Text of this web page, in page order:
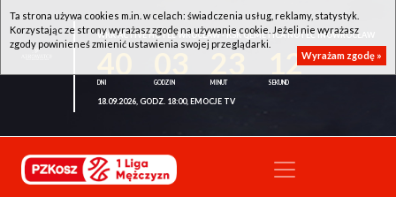
WKK ACTIVE HOTEL WROCŁAW - KSK QEMETICA NOTEĆ INOWROCŁAW
12
18.09.2026, GODZ. 18:00, EMOCJE TV
Ta strona używa cookies m.in. w celach: świadczenia usług, reklamy, statystyk.
Korzystając ze strony wyrażasz zgodę na używanie cookie. Jeżeli nie wyrażasz
zgody powinieneś zmienić ustawienia swojej przeglądarki.
Wyrażam zgodę »